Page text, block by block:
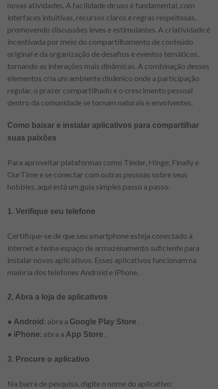
novas atividades. A facilidade de uso é fundamental, com
interfaces intuitivas, recursos claros e regras respeitosas,
promovendo discussões leves e estimulantes. A criatividade é
incentivada por meio do compartilhamento de conteúdo
original e da organização de desafios e eventos temáticos,
tornando as interações mais dinâmicas. A combinação desses
elementos cria um ambiente dinâmico onde a participação
regular, o prazer compartilhado e o crescimento pessoal
dentro da comunidade se tornam naturais e envolventes.
Como baixar e instalar aplicativos para compartilhar
suas paixões
Para aproveitar plataformas como Tinder, Hinge, Finally e
OurTime e se conectar com outras pessoas sobre seus
hobbies, aqui está um guia simples passo a passo:
1. Verifique seu telefone
Certifique-se de que seu smartphone esteja conectado à
internet e tenha espaço de armazenamento suficiente para
instalar novos aplicativos. Esses aplicativos funcionam na
maioria dos telefones Android e iPhone.
2. Abra a loja de aplicativos
● Android : abra a Google Play Store .
● iPhone: abra a App Store .
3. Procure o aplicativo
Na barra de pesquisa, digite o nome do aplicativo: